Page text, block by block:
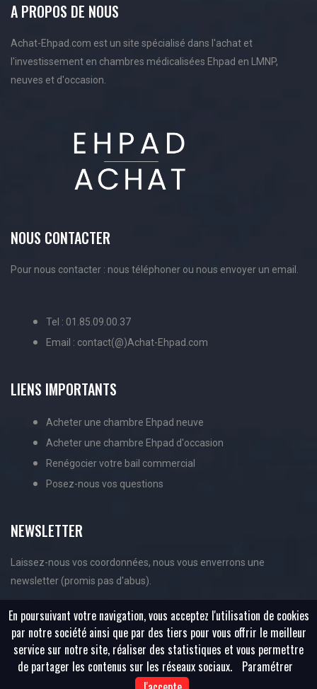
A PROPOS DE NOUS
Achat-Ehpad.com est un site spécialisé dans l'achat et
l'investissement en chambres médicalisées Ehpad en LMNP,
neuves et d'occasion.
NOUS CONTACTER
Pour nous contacter : nous téléphoner ou nous envoyer un email.
Tel : 01.85.09.00.37
Email : contact(@)Achat-Ehpad.com
LIENS IMPORTANTS
Acheter une chambre Ehpad neuve
Acheter une chambre Ehpad d'occasion
Renégocier votre bail commercial
Posez-nous vos questions
NEWSLETTER
Laissez-nous vos coordonnées, nous vous enverrons une
newsletter (promis pas d'abus).
En poursuivant votre navigation, vous acceptez l'utilisation de cookies
par notre société ainsi que par des tiers pour vous offrir le meilleur
service sur notre site, réaliser des statistiques et vous permettre
de partager les contenus sur les réseaux sociaux.
Paramétrer